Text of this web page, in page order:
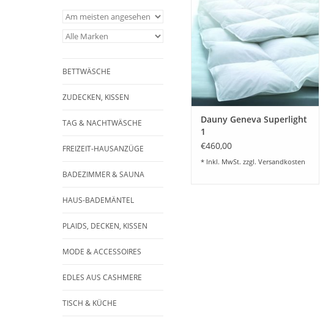
BETTWÄSCHE
ZUDECKEN, KISSEN
TAG & NACHTWÄSCHE
FREIZEIT-HAUSANZÜGE
BADEZIMMER & SAUNA
HAUS-BADEMÄNTEL
PLAIDS, DECKEN, KISSEN
MODE & ACCESSOIRES
EDLES AUS CASHMERE
TISCH & KÜCHE
mit feinsten Daunen und
schweizer Batist.
ZUM WARENKORB HINZUFÜGEN
Dauny Geneva Superlight
1
€460,00
* Inkl. MwSt. zzgl. Versandkosten